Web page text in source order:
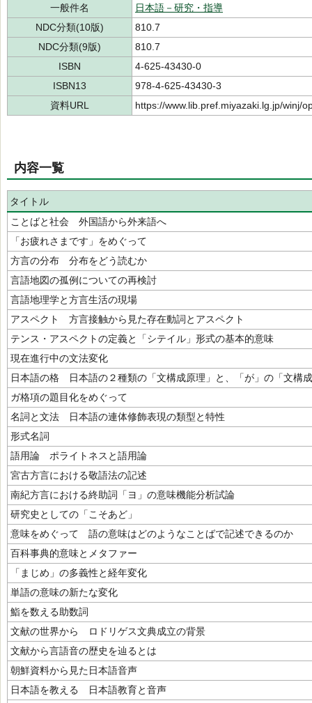
一般件名
日本語－研究・指導
NDC分類(10版)
810.7
NDC分類(9版)
810.7
ISBN
4-625-43430-0
ISBN13
978-4-625-43430-3
資料URL
https://www.lib.pref.miyazaki.lg.jp/winj/
内容一覧
タイトル
ことばと社会 外国語から外来語へ
「お疲れさまです」をめぐって
方言の分布 分布をどう読むか
言語地図の孤例についての再検討
言語地理学と方言生活の現場
アスペクト 方言接触から見た存在動詞とアスペクト
テンス・アスペクトの定義と「シテイル」形式の基本的意味
現在進行中の文法変化
日本語の格 日本語の２種類の「文構成原理」と、「が」の「文構
ガ格項の題目化をめぐって
名詞と文法 日本語の連体修飾表現の類型と特性
形式名詞
語用論 ポライトネスと語用論
宮古方言における敬語法の記述
南紀方言における終助詞「ヨ」の意味機能分析試論
研究史としての「こそあど」
意味をめぐって 語の意味はどのようなことばで記述できるのか
百科事典的意味とメタファー
「まじめ」の多義性と経年変化
単語の意味の新たな変化
鮨を数える助数詞
文献の世界から ロドリゲス文典成立の背景
文献から言語音の歴史を辿るとは
朝鮮資料から見た日本語音声
日本語を教える 日本語教育と音声